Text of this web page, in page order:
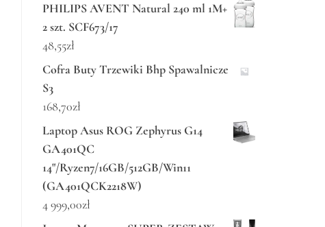
PHILIPS AVENT Natural 240 ml 1M+
2 szt. SCF673/17
48,55zł
Cofra Buty Trzewiki Bhp Spawalnicze
S3
168,70zł
Laptop Asus ROG Zephyrus G14
GA401QC
14"/Ryzen7/16GB/512GB/Win11
(GA401QCK2218W)
4 999,00zł